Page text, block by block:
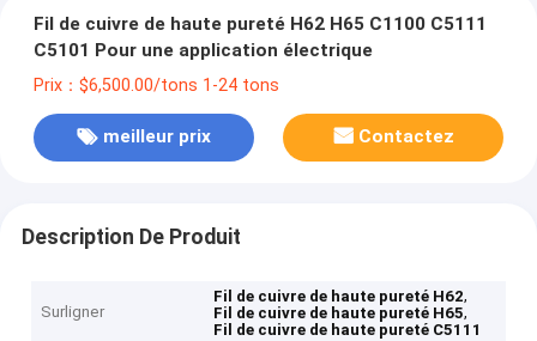
Fil de cuivre de haute pureté H62 H65 C1100 C5111
C5101 Pour une application électrique
Prix：$6,500.00/tons 1-24 tons
meilleur prix Contactez
Description De Produit
Surligner
Fil de cuivre de haute pureté H62,
Fil de cuivre de haute pureté H65,
Fil de cuivre de haute pureté C5111